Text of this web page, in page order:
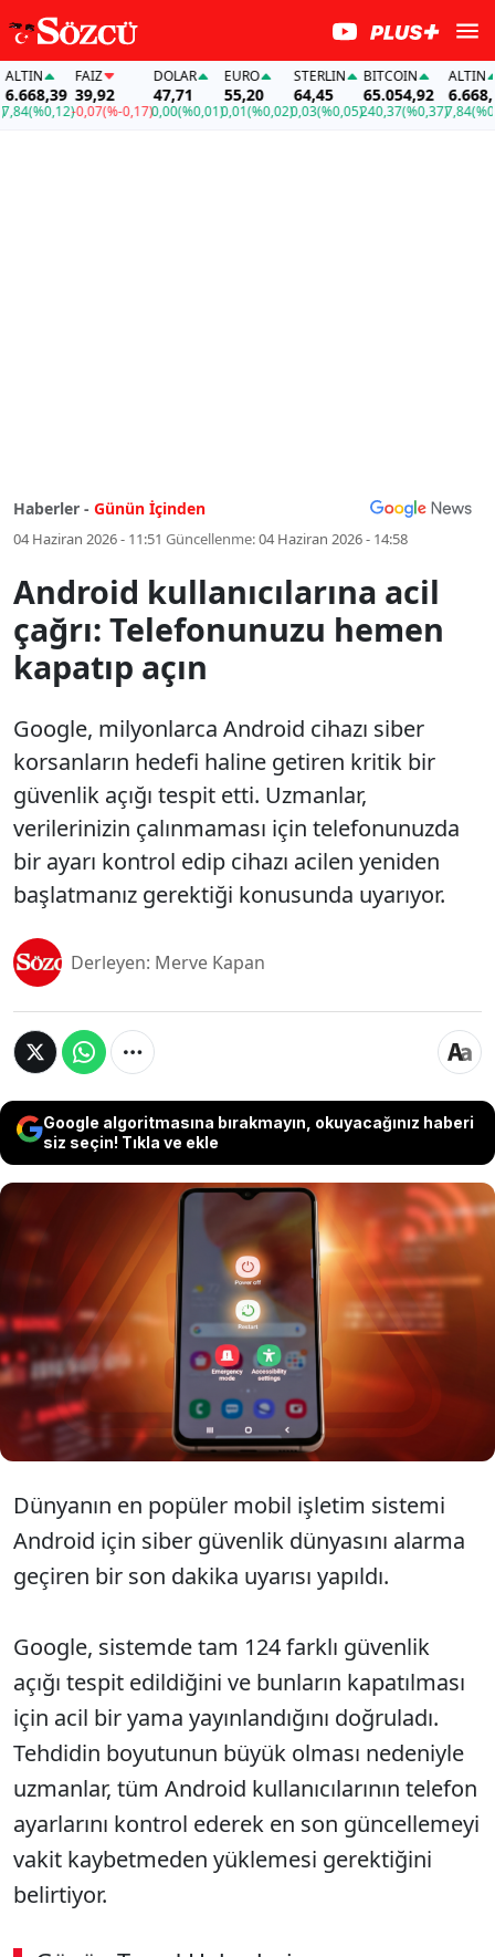
(%0,12)
FAİZ
39,92
-0,07(%-0,17)
DOLAR
47,71
0,00(%0,01)
EURO
55,20
0,01(%0,02)
STERLIN
64,45
0,03(%0,05)
BITCOIN
65.054,92
240,37(%0,37)
ALTIN
6.668,39
7,84
Haberler - Günün İçinden
04 Haziran 2026 - 11:51 Güncellenme:04 Haziran 2026 - 14:58
Android kullanıcılarına acil
çağrı: Telefonunuzu hemen
kapatıp açın
Google, milyonlarca Android cihazı siber
korsanların hedefi haline getiren kritik bir
güvenlik açığı tespit etti. Uzmanlar,
verilerinizin çalınmaması için telefonunuzda
bir ayarı kontrol edip cihazı acilen yeniden
başlatmanız gerektiği konusunda uyarıyor.
Derleyen: Merve Kapan
Google algoritmasına bırakmayın, okuyacağınız haberi
siz seçin! Tıkla ve ekle
Google, milyonlarca Android cihazı siber
korsanların hedefi haline getiren kritik bir
güvenlik açığı tespit etti. Uzmanlar, verilerinizin
çalınmaması için telefonunuzda bir ayarı
kontrol edip cihazı acilen yeniden başlatmanız
gerektiği konusunda uyarıyor.
Dünyanın en popüler mobil işletim sistemi
Android için siber güvenlik dünyasını alarma
geçiren bir son dakika uyarısı yapıldı.
Google, sistemde tam 124 farklı güvenlik
açığı tespit edildiğini ve bunların kapatılması
için acil bir yama yayınlandığını doğruladı.
Tehdidin boyutunun büyük olması nedeniyle
uzmanlar, tüm Android kullanıcılarının telefon
ayarlarını kontrol ederek en son güncellemeyi
vakit kaybetmeden yüklemesi gerektiğini
belirtiyor.